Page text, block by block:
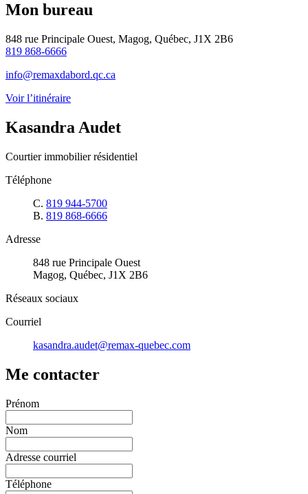
Mon bureau
848 rue Principale Ouest, Magog, Québec, J1X 2B6
819 868-6666
info@remaxdabord.qc.ca
Voir l’itinéraire
Kasandra Audet
Courtier immobilier résidentiel
Téléphone
C. 819 944-5700
B. 819 868-6666
Adresse
848 rue Principale Ouest
Magog, Québec, J1X 2B6
Réseaux sociaux
Courriel
kasandra.audet@remax-quebec.com
Me contacter
Prénom
Nom
Adresse courriel
Téléphone